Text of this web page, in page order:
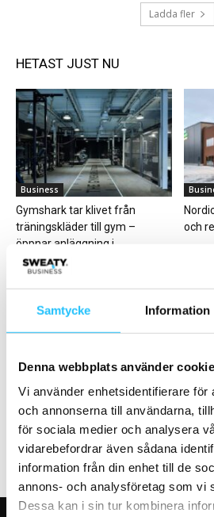
Samtycke Information
Denna webbplats använder
Vi använder enhetsidentifierare för
och annonserna till användarna,
för sociala medier och analysera
vidarebefordrar även sådana
information från din enhet till de
annons- och analysföretag som vi
Dessa kan i sin tur kombinera
Ladda fler
HETAST JUST NU
Business
Gymshark tar klivet från
träningskläder till gym –
öppnar anläggning i...
och
Spotify-grundaren Daniel Ek
ger sig in i hälsobranschen
med bolaget Neko...